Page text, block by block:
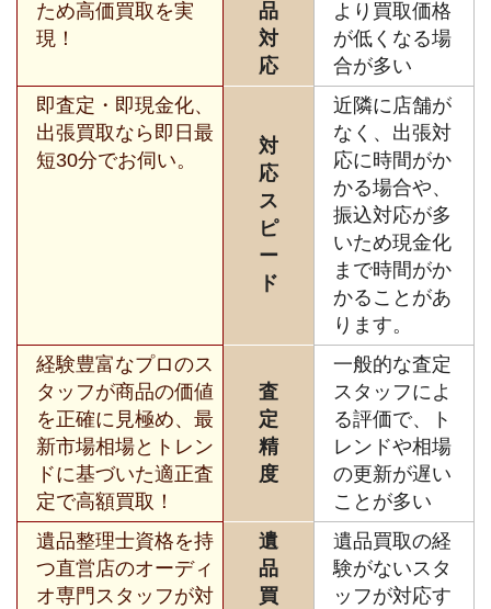
ため高価買取を実
現！
品
対
応
より買取価格
が低くなる場
合が多い
即査定・即現金化、
出張買取なら即日最
短30分でお伺い。
対
応
ス
ピ
ー
ド
近隣に店舗が
なく、出張対
応に時間がか
かる場合や、
振込対応が多
いため現金化
まで時間がか
かることがあ
ります。
経験豊富なプロのス
タッフが商品の価値
を正確に見極め、最
新市場相場とトレン
ドに基づいた適正査
定で高額買取！
査
定
精
度
一般的な査定
スタッフによ
る評価で、ト
レンドや相場
の更新が遅い
ことが多い
遺品整理士資格を持
つ直営店のオーディ
オ専門スタッフが対
遺
品
買
遺品買取の経
験がないスタ
ッフが対応す